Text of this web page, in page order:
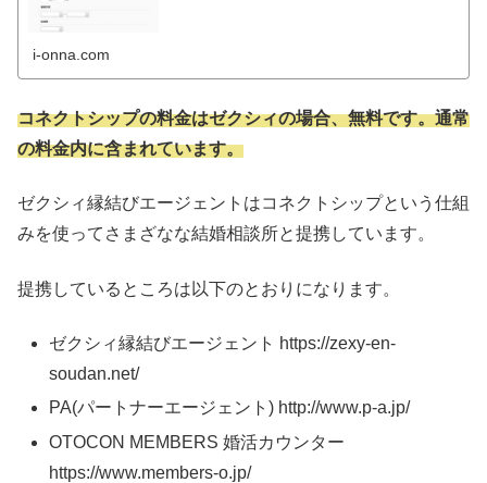
i-onna.com
コネクトシップの料金はゼクシィの場合、無料です。通常
の料金内に含まれています。
ゼクシィ縁結びエージェントはコネクトシップという仕組
みを使ってさまざなな結婚相談所と提携しています。
提携しているところは以下のとおりになります。
ゼクシィ縁結びエージェント https://zexy-en-
soudan.net/
PA(パートナーエージェント) http://www.p-a.jp/
OTOCON MEMBERS 婚活カウンター
https://www.members-o.jp/